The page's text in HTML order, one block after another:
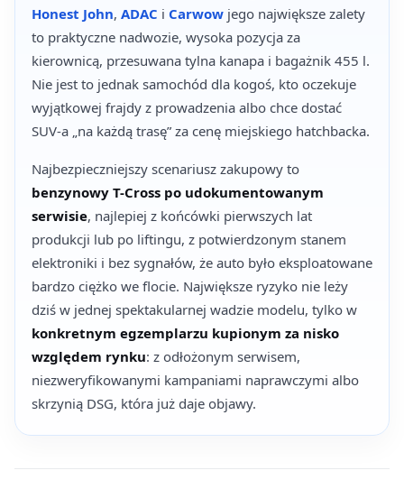
Honest John, ADAC i Carwow jego największe zalety
to praktyczne nadwozie, wysoka pozycja za
kierownicą, przesuwana tylna kanapa i bagażnik 455 l.
Nie jest to jednak samochód dla kogoś, kto oczekuje
wyjątkowej frajdy z prowadzenia albo chce dostać
SUV-a „na każdą trasę” za cenę miejskiego hatchbacka.
Najbezpieczniejszy scenariusz zakupowy to
benzynowy T-Cross po udokumentowanym
serwisie, najlepiej z końcówki pierwszych lat
produkcji lub po liftingu, z potwierdzonym stanem
elektroniki i bez sygnałów, że auto było eksploatowane
bardzo ciężko we flocie. Największe ryzyko nie leży
dziś w jednej spektakularnej wadzie modelu, tylko w
konkretnym egzemplarzu kupionym za nisko
względem rynku: z odłożonym serwisem,
niezweryfikowanymi kampaniami naprawczymi albo
skrzynią DSG, która już daje objawy.